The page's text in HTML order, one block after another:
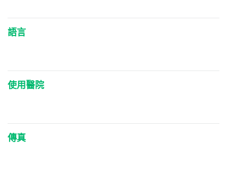
語言
使用醫院
傳真